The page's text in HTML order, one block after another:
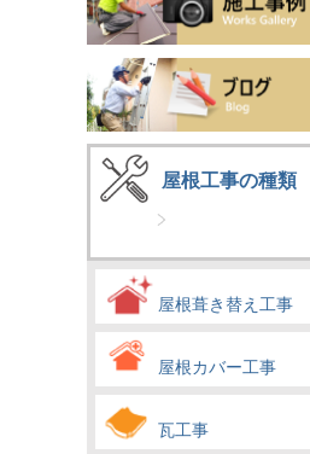
屋根工事の種類
屋根葺き替え工事
屋根カバー工事
瓦工事